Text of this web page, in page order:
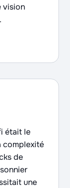
vision
était le
complexité
de
une